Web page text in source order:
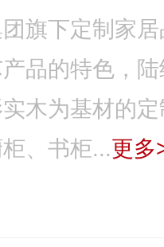
旗下定制家
品的特色，
木为基材的
、书柜...更多